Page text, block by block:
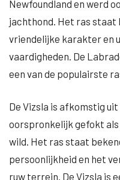
Newfoundland en werd
jachthond. Het ras staat
vriendelijke karakter en
vaardigheden. De
een van de populairste
De Vizsla is afkomstig
oorspronkelijk gefokt als
wild. Het ras staat
persoonlijkheid en het
ruw terrein. De Vizsla is